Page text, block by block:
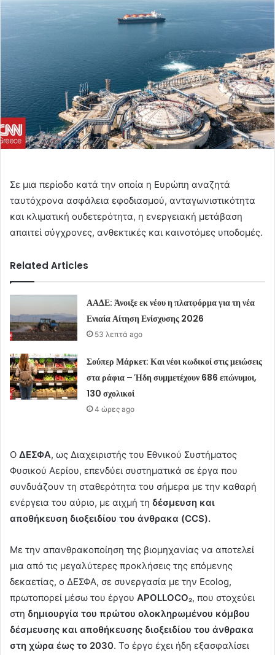
Σε μια περίοδο κατά την οποία η Ευρώπη αναζητά
ταυτόχρονα ασφάλεια εφοδιασμού, ανταγωνιστικότητα
και κλιματική ουδετερότητα, η ενεργειακή μετάβαση
απαιτεί σύγχρονες, ανθεκτικές και καινοτόμες υποδομές.
Related Articles
ΑΑΔΕ: Άνοιξε εκ νέου η πλατφόρμα για τη νέα
Ενιαία Αίτηση Ενίσχυσης 2026
53 λεπτά ago
Σούπερ Μάρκετ: Και νέοι κωδικοί στις μειώσεις
στα ράφια – Ήδη συμμετέχουν 686 επώνυμοι,
130 σχολικοί
4 ώρες ago
Ο ΔΕΣΦΑ, ως Διαχειριστής του Εθνικού Συστήματος
Φυσικού Αερίου, επενδύει συστηματικά σε έργα που
συνδυάζουν τη σταθερότητα του σήμερα με την καθαρή
ενέργεια του αύριο, με αιχμή τη δέσμευση και
αποθήκευση διοξειδίου του άνθρακα (CCS).
Με την απανθρακοποίηση της βιομηχανίας να αποτελεί
μια από τις μεγαλύτερες προκλήσεις της επόμενης
δεκαετίας, ο ΔΕΣΦΑ, σε συνεργασία με την Ecolog,
πρωτοπορεί μέσω του έργου APOLLOCO₂, που στοχεύει
στη δημιουργία του πρώτου ολοκληρωμένου κόμβου
δέσμευσης και αποθήκευσης διοξειδίου του άνθρακα
στη χώρα έως το 2030. Το έργο έχει ήδη εξασφαλίσει